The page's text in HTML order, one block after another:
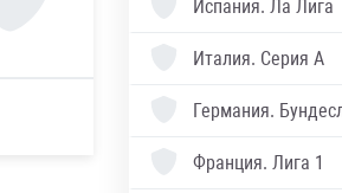
Испания. Ла Лига
Италия. Серия А
Германия.
Франция. Лига 1